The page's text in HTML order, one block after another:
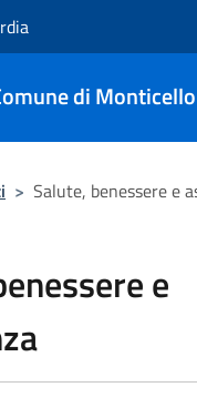
di
> Salute, benessere e
e